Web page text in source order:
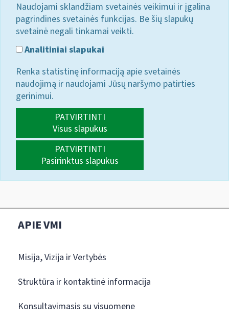
Naudojami sklandžiam svetainės veikimui ir įgalina
pagrindines svetainės funkcijas. Be šių slapukų
svetainė negali tinkamai veikti.
Analitiniai slapukai
Renka statistinę informaciją apie svetainės
naudojimą ir naudojami Jūsų naršymo patirties
gerinimui.
PATVIRTINTI
Visus slapukus
PATVIRTINTI
Pasirinktus slapukus
APIE VMI
Misija, Vizija ir Vertybės
Struktūra ir kontaktinė informacija
Konsultavimasis su visuomene